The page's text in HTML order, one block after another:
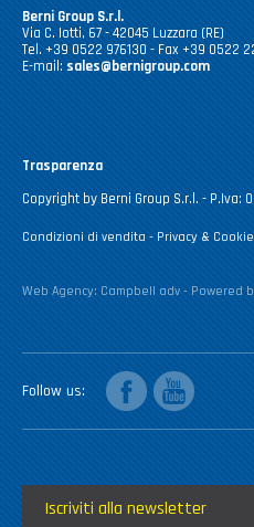
Berni Group S.r.l.
Via C. Iotti, 67 - 42045 Luzzara (RE)
Tel. +39 0522 976130 - Fax +39 0522
E-mail: sales@bernigroup.com
Trasparenza
Copyright by Berni Group S.r.l. - P.Iva:
Condizioni di vendita - Privacy &
Web Agency: Campbell adv - Powered
Follow us
facebookyoutube
Iscriviti alla newsletter